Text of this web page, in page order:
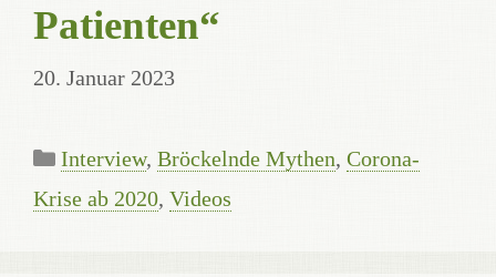
Patienten“
20. Januar 2023
Kategorien
Interview, Bröckelnde Mythen, Corona-
Krise ab 2020, Videos